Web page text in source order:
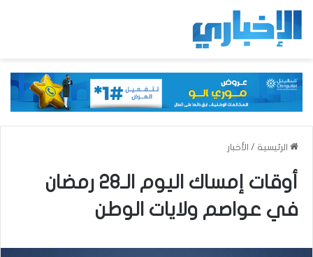
الرئيسية / الأخبار
أوقات إمساك اليوم الـ28 رمضان
في عواصم ولايات الوطن